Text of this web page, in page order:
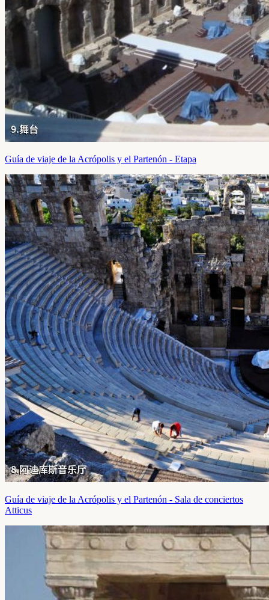
Guía de viaje de la Acrópolis y el Partenón - Etapa
Guía de viaje de la Acrópolis y el Partenón - Sala de conciertos
Atticus